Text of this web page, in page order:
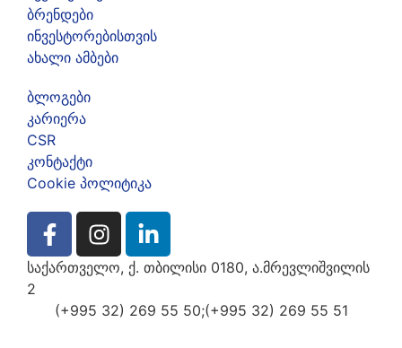
ბრენდები
ინვესტორებისთვის
ახალი ამბები
ბლოგები
კარიერა
CSR
კონტაქტი
Cookie პოლიტიკა
საქართველო, ქ. თბილისი 0180, ა.მრევლიშვილის
2
(+995 32) 269 55 50;(+995 32) 269 55 51